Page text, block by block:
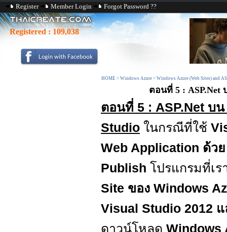
Register Member Login Forgot Password ??
Registered : 109,038
HOME > Windows Azure > Windows Azure (Web Sites) and
ตอนที่ 5 : ASP.Net
ตอนที่ 5 : ASP.Net บ
Studio ในกรณีที่ใช้
Web Application ด้วย
Publish โปรแกรมที่เ
Site ของ Windows
Visual Studio 2012
ดาวน์โหลด Windows